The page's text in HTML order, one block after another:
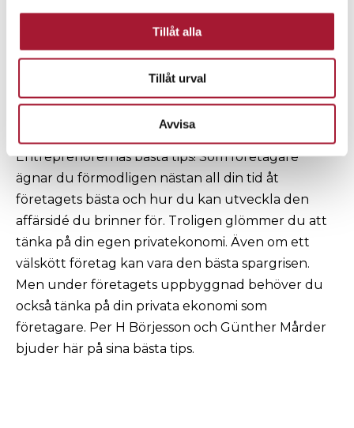
Tillåt alla
Tillåt urval
Avvisa
företagare tänka – kring
din egen ekonomi och
hur du får ut pengar ur
bolaget?
Entreprenörernas bästa tips! Som företagare
ägnar du förmodligen nästan all din tid åt
företagets bästa och hur du kan utveckla den
affärsidé du brinner för. Troligen glömmer du att
tänka på din egen privatekonomi. Även om ett
välskött företag kan vara den bästa spargrisen.
Men under företagets uppbyggnad behöver du
också tänka på din privata ekonomi som
företagare. Per H Börjesson och Günther Mårder
bjuder här på sina bästa tips.